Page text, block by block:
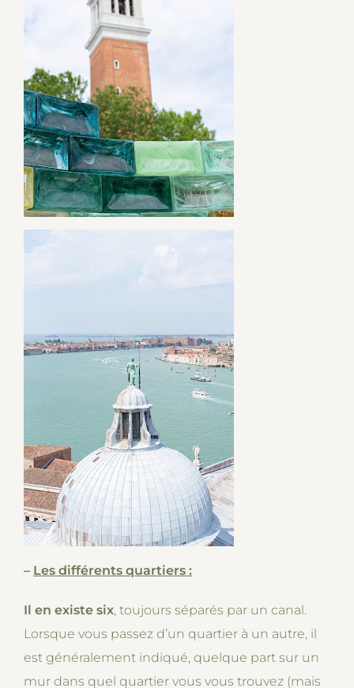
– Les différents quartiers :
Il en existe six, toujours séparés par un canal.
Lorsque vous passez d’un quartier à un autre, il
est généralement indiqué, quelque part sur un
mur dans quel quartier vous vous trouvez (mais